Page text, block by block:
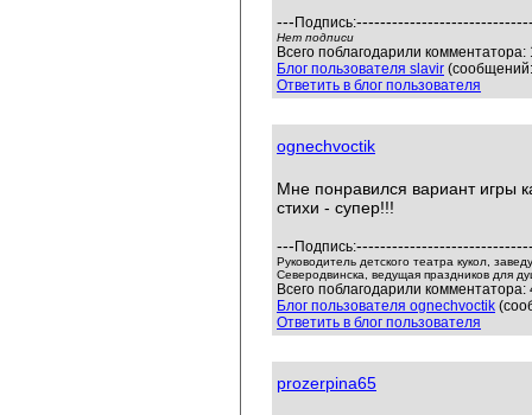
--- Подпись:
Нет подписи
Всего поблагодарили
Блог пользователя slavir
Ответить в блог пользователя
ognechvoctik
Мне понравился вариант игры
стихи - супер!!!
--- Подпись:
Руководитель детского театра кукол,
Северодвинска, ведущая праздников для
Всего поблагодарили
Блог пользователя ognechvoctik
Ответить в блог пользователя
prozerpina65